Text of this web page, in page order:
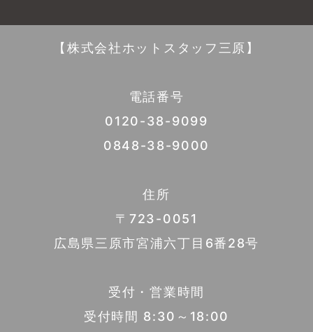
【株式会社ホットスタッフ三原】
電話番号
0120-38-9099
0848-38-9000
住所
〒723-0051
広島県三原市宮浦六丁目6番28号
受付・営業時間
受付時間 8:30～18:00